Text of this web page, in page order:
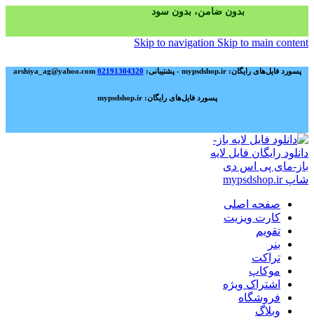
Skip to navigation Skip to main content
پسورد فایل‌های رایگان: mypsdshop.ir - پشتیبانی: arshiya_ag@yahoo.com 02191304320
پسورد فایل‌های رایگان: mypsdshop.ir
صفحه اصلی
کارت ویزیت
تقویم
بنر
تراکت
موکاپ
اشتراک ویژه
فروشگاه
وبلاگ